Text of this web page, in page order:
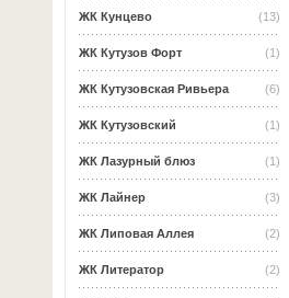
(13)
ЖК Кунцево
(1)
ЖК Кутузов Форт
(6)
ЖК Кутузовская Ривьера
(1)
ЖК Кутузовский
(1)
ЖК Лазурный блюз
(3)
ЖК Лайнер
(2)
ЖК Липовая Аллея
(2)
ЖК Литератор